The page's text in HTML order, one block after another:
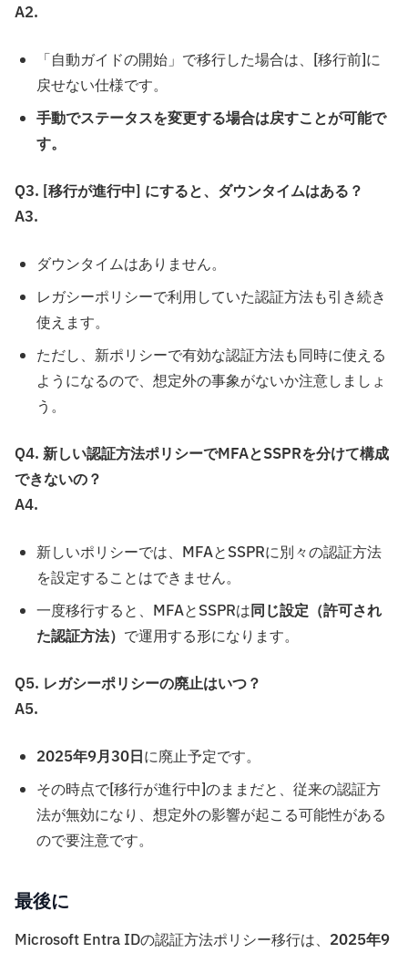
A2.
「自動ガイドの開始」で移行した場合は、[移行前]に
戻せない仕様です。
手動でステータスを変更する場合は戻すことが可能で
す。
Q3. [移行が進行中] にすると、ダウンタイムはある？
A3.
ダウンタイムはありません。
レガシーポリシーで利用していた認証方法も引き続き
使えます。
ただし、新ポリシーで有効な認証方法も同時に使える
ようになるので、想定外の事象がないか注意しましょ
う。
Q4. 新しい認証方法ポリシーでMFAとSSPRを分けて構成
できないの？
A4.
新しいポリシーでは、MFAとSSPRに別々の認証方法
を設定することはできません。
一度移行すると、MFAとSSPRは同じ設定（許可され
た認証方法） で運用する形になります。
Q5. レガシーポリシーの廃止はいつ？
A5.
2025年9月30日に廃止予定です。
その時点で[移行が進行中]のままだと、従来の認証方
法が無効になり、想定外の影響が起こる可能性がある
ので要注意です。
最後に
Microsoft Entra IDの認証方法ポリシー移行は、 2025年9